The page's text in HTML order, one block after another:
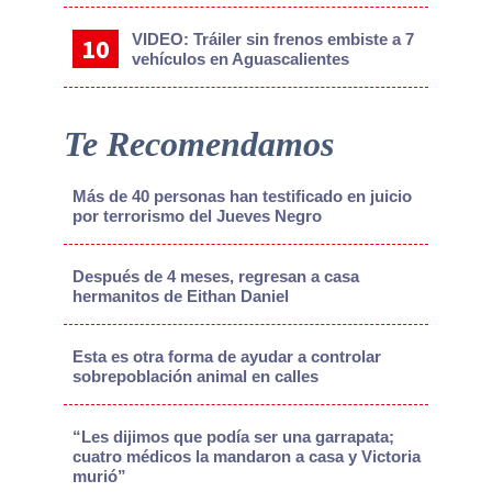
VIDEO: Tráiler sin frenos embiste a 7
vehículos en Aguascalientes
Te Recomendamos
Más de 40 personas han testificado en juicio
por terrorismo del Jueves Negro
Después de 4 meses, regresan a casa
hermanitos de Eithan Daniel
Esta es otra forma de ayudar a controlar
sobrepoblación animal en calles
“Les dijimos que podía ser una garrapata;
cuatro médicos la mandaron a casa y Victoria
murió”